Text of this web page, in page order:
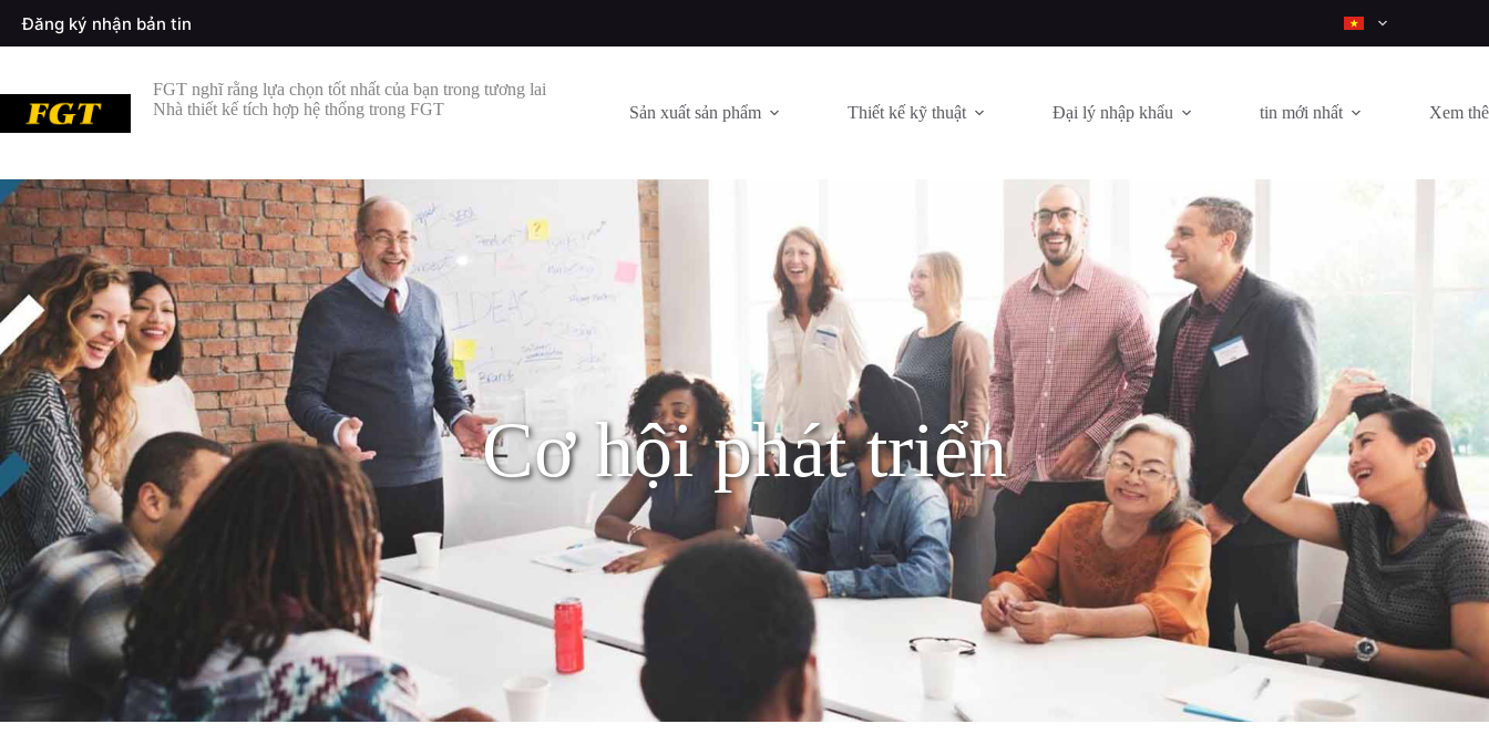
Đăng ký nhận bản tin
FGT nghĩ rằng lựa chọn tốt nhất của bạn trong tương lai
Nhà thiết kế tích hợp hệ thống trong FGT
Sản xuất sản phẩm Thiết kế kỹ thuật Đại lý nhập khẩu tin mới nhất Xem
Cơ hội phát triển